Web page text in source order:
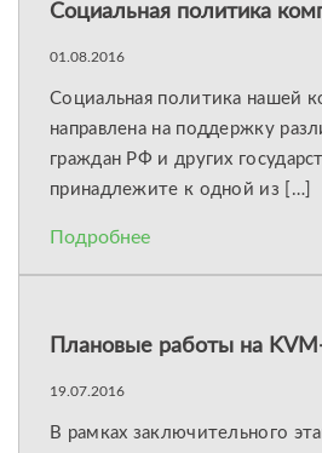
Социальная политика
01.08.2016
Социальная политика нашей
направлена на поддержку
граждан РФ и других
принадлежите к одной из […]
Подробнее
Плановые работы на
19.07.2016
В рамках заключительного